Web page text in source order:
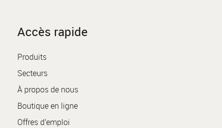
Accès rapide
Produits
Secteurs
À propos de nous
Boutique en ligne
Offres d’emploi